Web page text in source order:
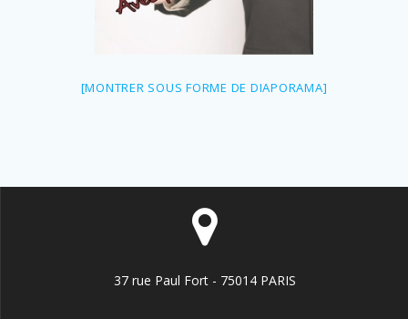
[MONTRER SOUS FORME DE DIAPORAMA]
37 rue Paul Fort - 75014 PARIS